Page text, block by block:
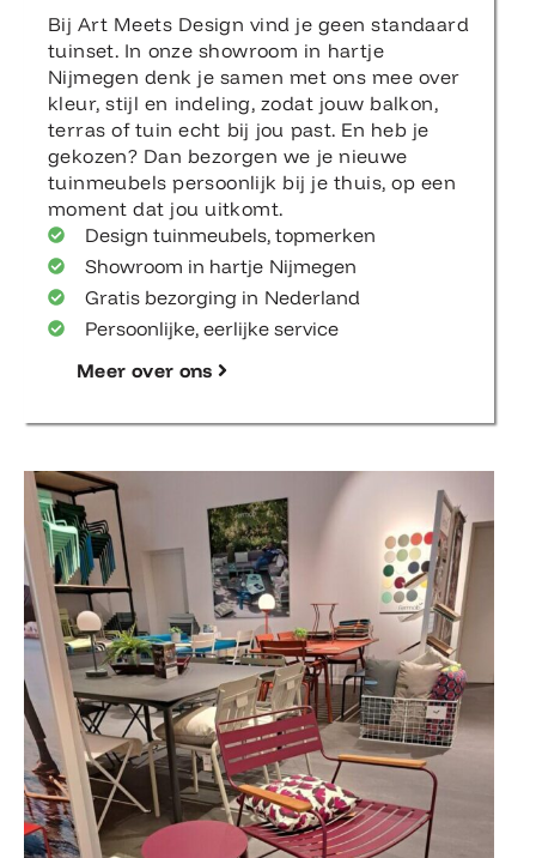
Bij Art Meets Design vind je geen standaard
tuinset. In onze showroom in hartje
Nijmegen denk je samen met ons mee over
kleur, stijl en indeling, zodat jouw balkon,
terras of tuin echt bij jou past. En heb je
gekozen? Dan bezorgen we je nieuwe
tuinmeubels persoonlijk bij je thuis, op een
moment dat jou uitkomt.
Design tuinmeubels, topmerken
Showroom in hartje Nijmegen
Gratis bezorging in Nederland
Persoonlijke, eerlijke service
Meer over ons